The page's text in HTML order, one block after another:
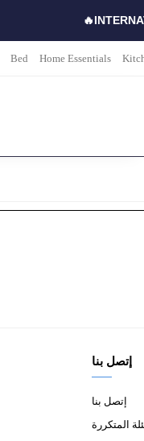
Bed Home Essentials
إتصل بنا
إتصل بنا
المتكررة